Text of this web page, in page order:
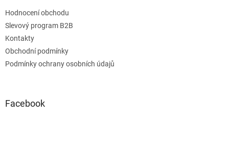
Hodnocení obchodu
Slevový program B2B
Kontakty
Obchodní podmínky
Podmínky ochrany osobních údajů
Facebook